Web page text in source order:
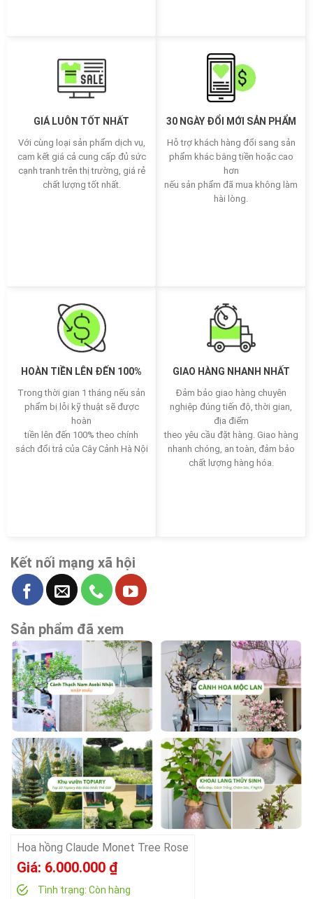
GIÁ LUÔN TỐT NHẤT
Với cùng loại sản phẩm dịch vụ,
cam kết giá cả cung cấp đủ sức
cạnh tranh trên thị trường, giá rẻ
chất lượng tốt nhất.
30 NGÀY ĐỔI MỚI SẢN PHẨM
Hỗ trợ khách hàng đổi sang sản
phẩm khác bằng tiền hoặc cao
hơn
nếu sản phẩm đã mua không làm
hài lòng.
HOÀN TIỀN LÊN ĐẾN 100%
Trong thời gian 1 tháng nếu sản
phẩm bị lỗi kỹ thuật sẽ được
hoàn
tiền lên đến 100% theo chính
sách đổi trả của Cây Cảnh Hà Nội
GIAO HÀNG NHANH NHẤT
Đảm bảo giao hàng chuyên
nghiệp đúng tiến độ, thời gian,
địa điểm
theo yêu cầu đặt hàng. Giao hàng
nhanh chóng, an toàn, đảm bảo
chất lượng hàng hóa.
Kết nối mạng xã hội
Sản phẩm đã xem
Hoa hồng Claude Monet Tree Rose
Giá: 6.000.000 ₫
Tình trạng: Còn hàng